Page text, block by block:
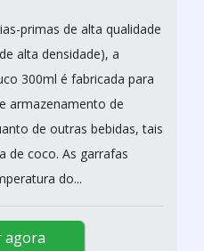
primas de alta qualidade
alta densidade), a
300ml é fabricada para
armazenamento de
de outras bebidas, tais
de coco. As garrafas
do...
agora